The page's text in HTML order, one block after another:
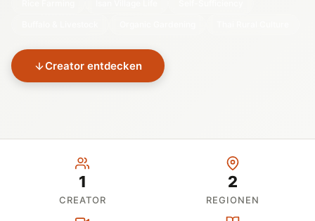
Creator entdecken
1
CREATOR
2
REGIONEN